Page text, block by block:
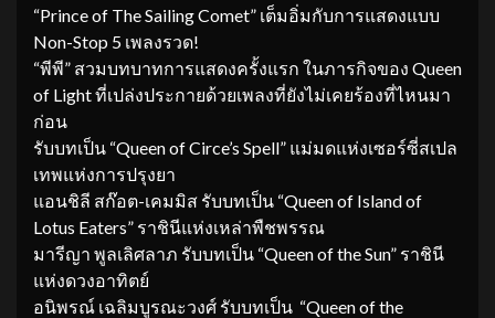
“Prince of The Sailing Comet” เต็มอิ่มกับการแสดงแบบ
Non-Stop 5 เพลงรวด!
“พีพี” สวมบทบาทการแสดงครั้งแรก ในภารกิจของ Queen
of Light ที่เปล่งประกายด้วยเพลงที่ยังไม่เคยร้องที่ไหนมา
ก่อน
รับบทเป็น “Queen of Circe’s Spell” แม่มดแห่งเซอร์ซี่สเปล
เทพแห่งการปรุงยา
แอนชิลี สก๊อต-เคมมิส รับบทเป็น “Queen of Island of
Lotus Eaters” ราชินีแห่งเหล่าพืชพรรณ
มารีญา พูลเลิศลาภ รับบทเป็น “Queen of the Sun” ราชินี
แห่งดวงอาทิตย์
อนิพรณ์ เฉลิมบูรณะวงศ์ รับบทเป็น “Queen of the